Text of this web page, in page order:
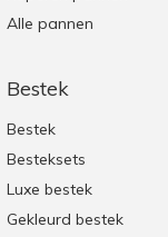
Alle pannen
Bestek
Bestek
Besteksets
Luxe bestek
Gekleurd bestek